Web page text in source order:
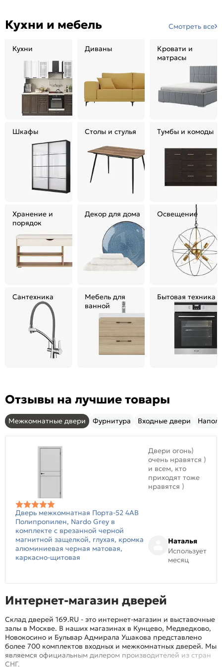
Кухни и мебель Смотреть все
Кухни Диваны
Кровати и
матрасы
Шкафы Столы и стулья Тумбы и комоды
Хранение и
порядок
Декор для дома Освещение
Сантехника
Мебель для
ванной
Бытовая техника
Отзывы на лучшие товары
Межкомнатные двери Фурнитура Входные двери
Дверь межкомнатная Порта-52 4AB
Полипропилен, Nardo Grey в
комплекте с врезанной черной
магнитной защелкой, глухая, кромка
алюминиевая черная матовая,
каркасно-щитовая
Двери огонь)
очень нравятся )
и всем, кто
приходят тоже
нравятся )
Наталья
Использует
месяц
Интернет-магазин дверей
Склад дверей 169.RU - это интернет-магазин и выставочные
залы в Москве. В наших магазинах в Кунцево, Медведково,
Новокосино и Бульвар Адмирала Ушакова представлено
более 700 комплектов входных и межкомнатных дверей. Мы
являемся официальным дилером производителей из стран
СНГ.